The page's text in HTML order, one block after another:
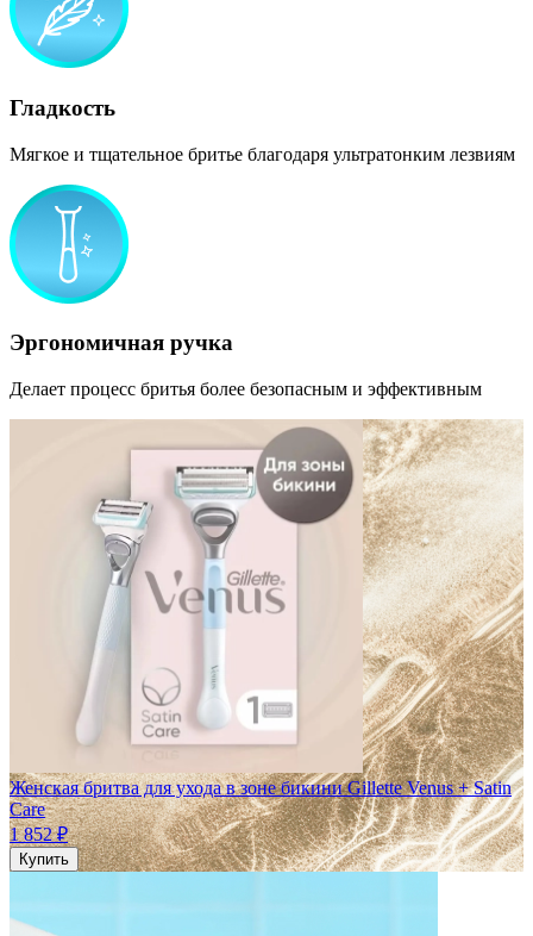
Гладкость
Mягкое и тщательное бритье благодаря ультратонким лезвиям
Эргономичная ручка
Делает процесс бритья более безопасным и эффективным
Женская бритва для ухода в зоне бикини Gillette Venus + Satin
Care
1 852 ₽
Купить